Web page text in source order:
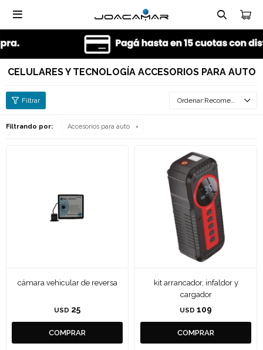

CELULARES Y TECNOLOGÍA ACCESORIOS PARA AUTO
Recomendados
Filtrando por: Accesorios para auto
cámara vehicular de reversa
USD 25
kit arrancador, infaldor y
cargador
USD 109